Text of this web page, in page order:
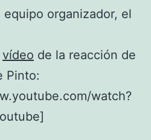
organizador, el
vídeo de la reacción de
Pinto:
watch?